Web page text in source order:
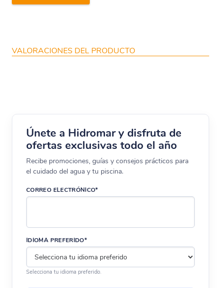
VALORACIONES DEL PRODUCTO
Únete a Hidromar y disfruta de
ofertas exclusivas todo el año
Recibe promociones, guías y consejos prácticos para
el cuidado del agua y tu piscina.
CORREO ELECTRÓNICO*
IDIOMA PREFERIDO*
Selecciona tu idioma preferido.